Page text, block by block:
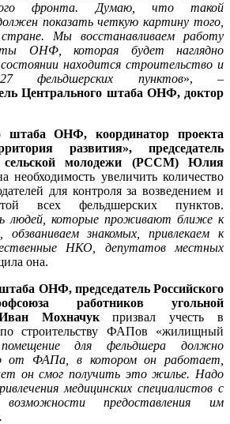
фронта. Думаю, что такой
показать четкую картину того,
Мы восстанавливаем работу
ОНФ, которая будет наглядно
находится строительство и
фельдшерских пунктов», –
Центрального штаба ОНФ, доктор
штаба ОНФ, координатор проекта
развития», председатель
сельской молодежи (РССМ) Юлия
необходимость увеличить количество
для контроля за возведением и
всех фельдшерских пунктов.
людей, которые проживают ближе к
знакомых, привлекаем к
НКО, депутатов местных
она.
ОНФ, председатель Российского
работников угольной
Мохначукпризвал учесть в
строительству ФАПов «жилищный
для фельдшера должно
от ФАПа, в котором он работает,
он смог получить это жилье. Надо
медицинских специалистов с
предоставления им